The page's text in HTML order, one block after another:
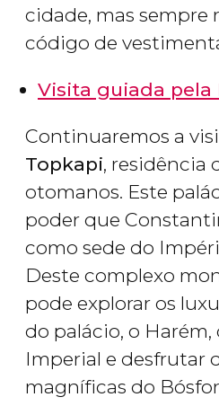
cidade, mas sempre
código de
Visita guiada pela
Continuaremos a
Topkapi, residência
otomanos. Este
poder que
como sede do
Deste complexo
pode explorar os
do palácio, o Harém,
Imperial e desfrutar
magníficas do